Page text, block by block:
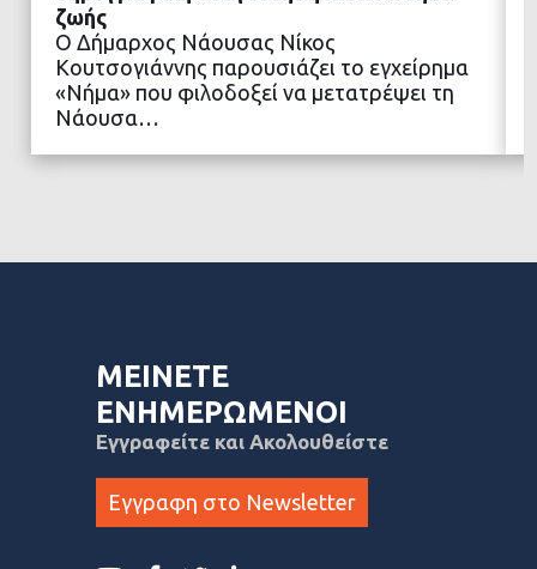
ΔΙΑΒΑΣΤΕ ΠΕΡΙΣΣΟΤΕΡΑ
ζωής
O Δήμαρχος Νάουσας Νίκος
Κουτσογιάννης παρουσιάζει το εγχείρημα
«Νήμα» που φιλοδοξεί να μετατρέψει τη
Νάουσα…
ΜΕΙΝΕΤΕ
ΕΝΗΜΕΡΩΜΕΝΟΙ
Εγγραφείτε και Ακολουθείστε
Εγγραφη στο Newsletter